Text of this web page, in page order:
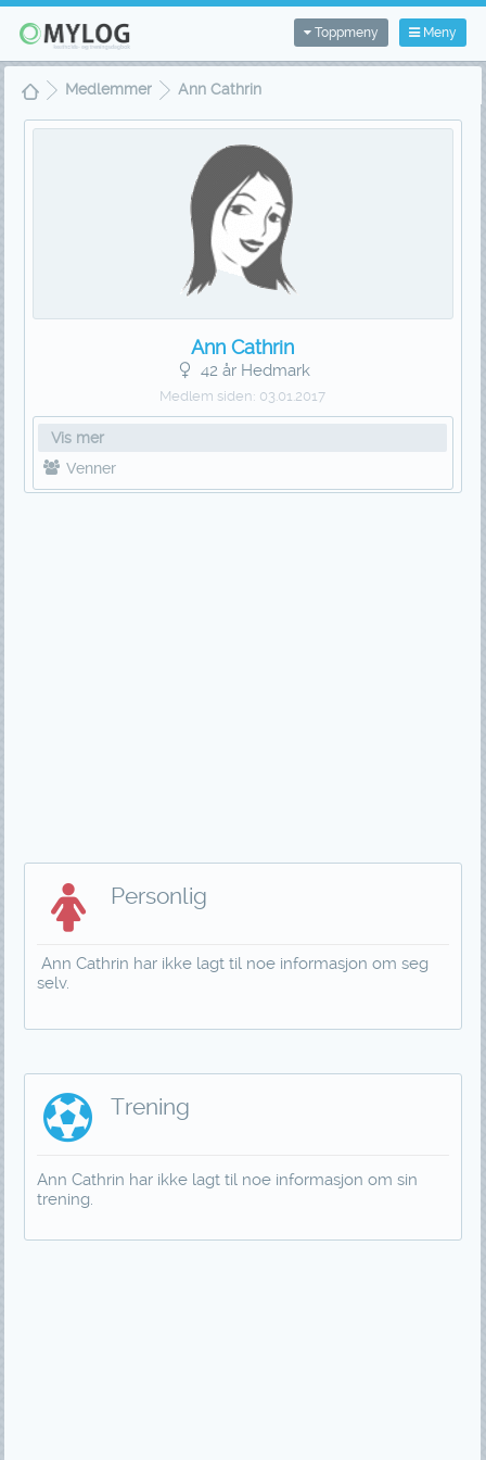
Meny
Toppmeny
Medlemmer Ann Cathrin
Ann Cathrin
42 år Hedmark
Medlem siden: 03.01.2017
Vis mer
Venner
Personlig
Ann Cathrin har ikke lagt til noe informasjon om seg
selv.
Trening
Ann Cathrin har ikke lagt til noe informasjon om sin
trening.